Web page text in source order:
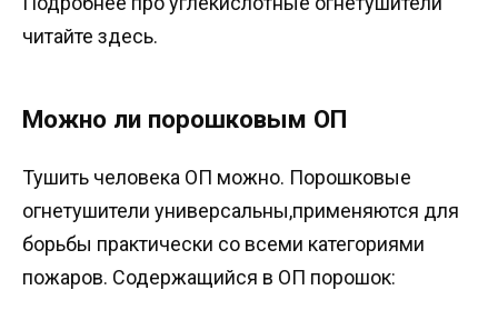
читайте здесь.
Можно ли порошковым ОП
Тушить человека ОП можно. Порошковые
огнетушители универсальны,применяются для
борьбы практически со всеми категориями
пожаров. Содержащийся в ОП порошок: